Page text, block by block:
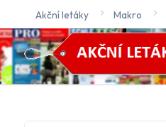
Akční letáky Makro